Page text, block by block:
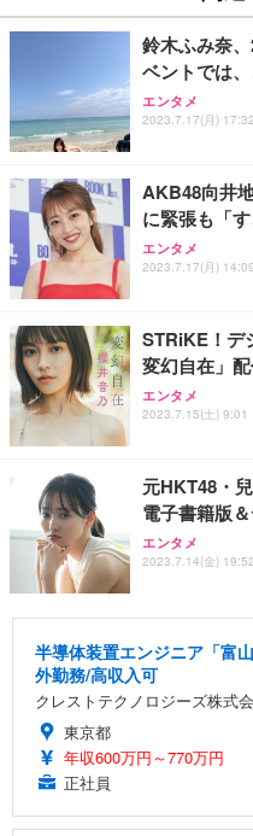
鈴木ふみ奈
ベントでは
エンタメ
2023.7.17(月) 17:32
AKB48向井
に緊張も「
エンタメ
2023.7.17(月) 14:09
STRiKE！デ
変幻自在」
エンタメ
2023.7.15(土) 9:01
元HKT48・
電子書籍版
エンタメ
2023.7.14(金) 19:52
半導体装置エンジニア「富
外勤務/高収入可
クレストテクノロジーズ株式
東京都
年収600万円～770万円
正社員